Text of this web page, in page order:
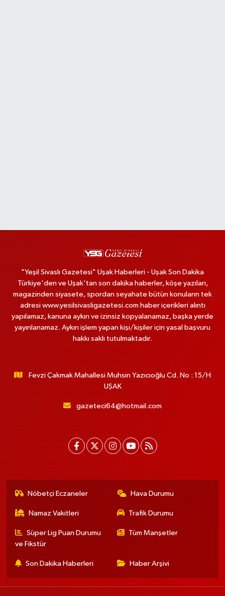
"Yeşil Sivaslı Gazetesi" Uşak Haberleri - Uşak Son Dakika
Türkiye'den ve Uşak'tan son dakika haberler, köşe yazıları,
magazinden siyasete, spordan seyahate bütün konuların tek
adresi www.yesilsivasligazetesi.com haber içerikleri alıntı
yapılamaz, kanuna aykırı ve izinsiz kopyalanamaz, başka yerde
yayınlanamaz. Aykırı işlem yapan kişi/kişiler için yasal başvuru
hakkı saklı tutulmaktadır.
Fevzi Çakmak Mahallesi Muhsin Yazıcıoğlu Cd. No : 15/H
UŞAK
gazeteci64@hotmail.com
Nöbetçi Eczaneler Hava Durumu
Namaz Vakitleri Trafik Durumu
Süper Lig Puan Durumu
ve Fikstür
Tüm Manşetler
Son Dakika Haberleri Haber Arşivi